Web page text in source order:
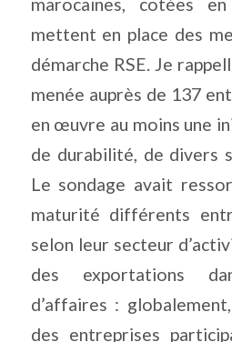
marocaines, cotées
mettent en place des
démarche RSE. Je
menée auprès de 137
en œuvre au moins une
de durabilité, de divers
Le sondage avait
maturité différents
selon leur secteur
des exportations
d’affaires :
des entreprises